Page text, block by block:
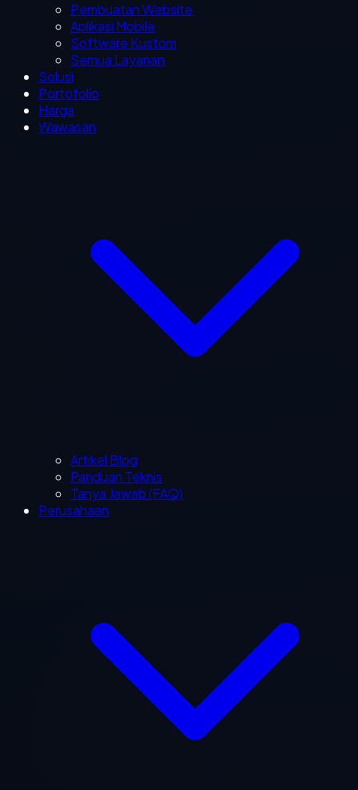
Pembuatan Website
Aplikasi Mobile
Software Kustom
Semua Layanan
Solusi
Portofolio
Harga
Wawasan
Artikel Blog
Panduan Teknis
Tanya Jawab (FAQ)
Perusahaan